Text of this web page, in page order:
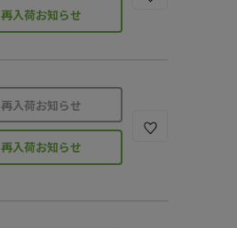
再入荷お知らせ
再入荷お知らせ
再入荷お知らせ